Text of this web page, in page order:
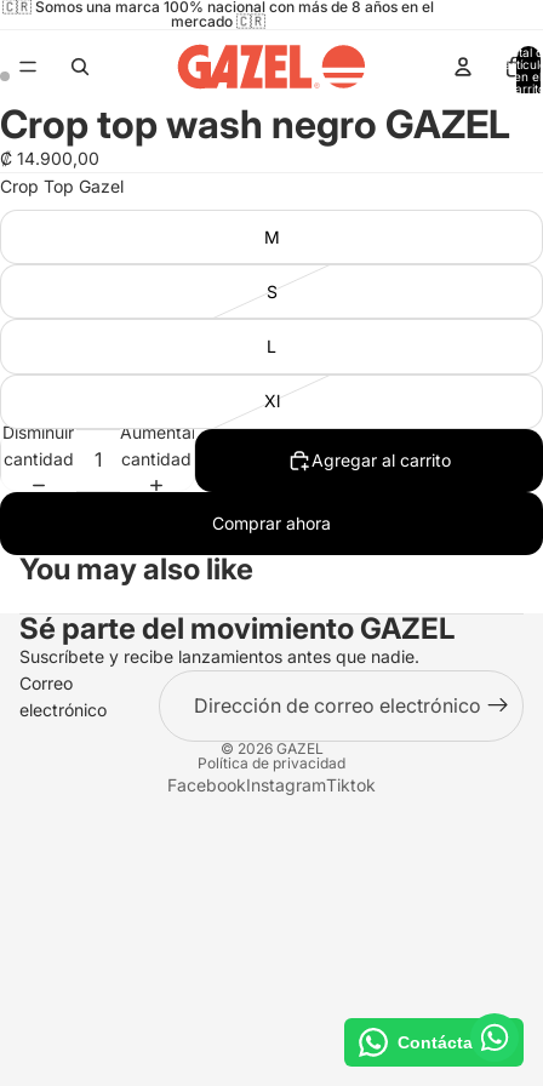
🇨🇷 Somos una marca 100% nacional con más de 8 años en el
mercado 🇨🇷
Total
en el
Abrir
imagen
a
pantalla
completa
Abrir
imagen
a
pantalla
completa
Crop top wash negro GAZEL
₡ 14.900,00
Crop Top Gazel
M
S
L
Xl
Disminuir
cantidad
Aumentar
cantidad
Agregar al carrito
Comprar ahora
You may also like
Sé parte del movimiento GAZEL
Suscríbete y recibe lanzamientos antes que nadie.
Correo
electrónico
© 2026 GAZEL
Política de privacidad
FacebookInstagramTiktok
Contáctanos